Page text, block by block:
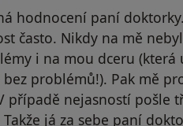
hodnocení paní
často. Nikdy na mě
i na mou dceru (která
problémů!). Pak mě
případě nejasností pošle
já za sebe paní